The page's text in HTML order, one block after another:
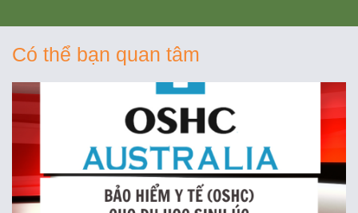
Có thể bạn quan tâm